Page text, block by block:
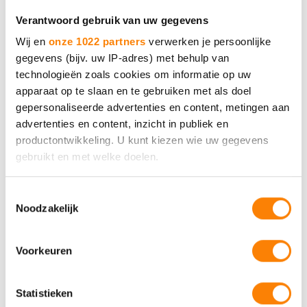
Verantwoord gebruik van uw gegevens
Wij en onze 1022 partners verwerken je persoonlijke
gegevens (bijv. uw IP-adres) met behulp van
technologieën zoals cookies om informatie op uw
apparaat op te slaan en te gebruiken met als doel
gepersonaliseerde advertenties en content, metingen aan
advertenties en content, inzicht in publiek en
productontwikkeling. U kunt kiezen wie uw gegevens
gebruikt en met welke doelen.
Informatie verzamelen over uw geografische locatie,
Uw apparaat identificeren door het actief te scannen
op specifieke eigenschappen (fingerprinting)
verwerkt en stel uw voorkeuren in het
detailgedeelte
in.
Noodzakelijk
Voorkeuren
Statistieken
Video VR-beleving LVB
Bekijk de video voor een eerste indruk van
deze bijzondere ervaring.